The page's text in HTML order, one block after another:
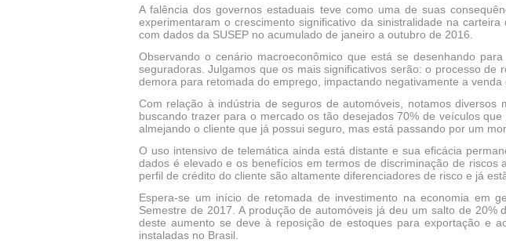
A falência dos governos estaduais teve como uma de suas
experimentaram o crescimento significativo da sinistralidade na
com dados da SUSEP no acumulado de janeiro a outubro de 2016.
Observando o cenário macroeconômico que está se desenhando
seguradoras. Julgamos que os mais significativos serão: o processo
demora para retomada do emprego, impactando negativamente a
Com relação à indústria de seguros de automóveis, notamos diversos
buscando trazer para o mercado os tão desejados 70% de veículos
almejando o cliente que já possui seguro, mas está passando por um
O uso intensivo de telemática ainda está distante e sua eficácia
dados é elevado e os benefícios em termos de discriminação de
perfil de crédito do cliente são altamente diferenciadores de risco e já
Espera-se um início de retomada de investimento na economia em
Semestre de 2017. A produção de automóveis já deu um salto de
deste aumento se deve à reposição de estoques para exportação e
instaladas no Brasil.